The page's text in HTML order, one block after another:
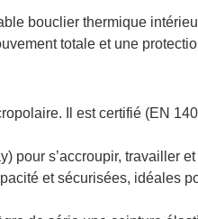
bouclier thermique
totale et une
Il est certifié (EN
pour s’accroupir, travailler
et sécurisées, idéales